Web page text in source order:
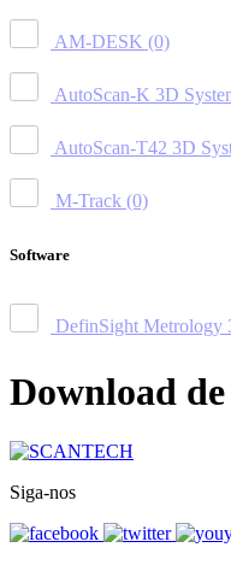
AM-DESK (0)
AutoScan-K 3D
AutoScan-T42 3D
M-Track (0)
Software
DefinSight Metrology
Download
Siga-nos